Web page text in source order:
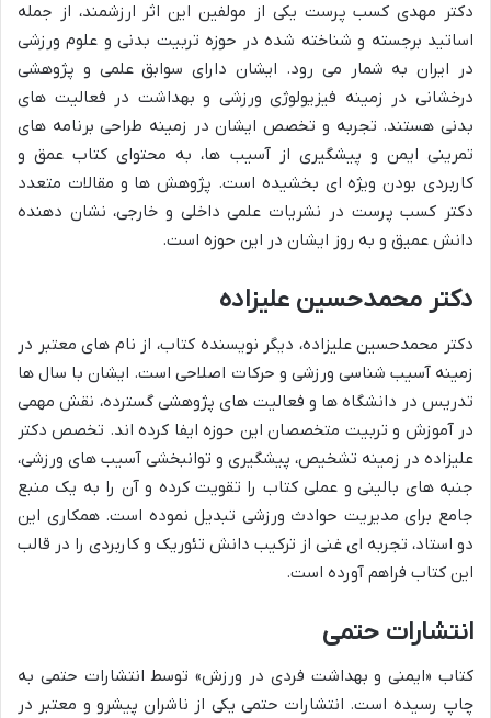
دکتر مهدی کسب پرست یکی از مولفین این اثر ارزشمند، از جمله
اساتید برجسته و شناخته شده در حوزه تربیت بدنی و علوم ورزشی
در ایران به شمار می رود. ایشان دارای سوابق علمی و پژوهشی
درخشانی در زمینه فیزیولوژی ورزشی و بهداشت در فعالیت های
بدنی هستند. تجربه و تخصص ایشان در زمینه طراحی برنامه های
تمرینی ایمن و پیشگیری از آسیب ها، به محتوای کتاب عمق و
کاربردی بودن ویژه ای بخشیده است. پژوهش ها و مقالات متعدد
دکتر کسب پرست در نشریات علمی داخلی و خارجی، نشان دهنده
دانش عمیق و به روز ایشان در این حوزه است.
دکتر محمدحسین علیزاده
دکتر محمدحسین علیزاده، دیگر نویسنده کتاب، از نام های معتبر در
زمینه آسیب شناسی ورزشی و حرکات اصلاحی است. ایشان با سال ها
تدریس در دانشگاه ها و فعالیت های پژوهشی گسترده، نقش مهمی
در آموزش و تربیت متخصصان این حوزه ایفا کرده اند. تخصص دکتر
علیزاده در زمینه تشخیص، پیشگیری و توانبخشی آسیب های ورزشی،
جنبه های بالینی و عملی کتاب را تقویت کرده و آن را به یک منبع
جامع برای مدیریت حوادث ورزشی تبدیل نموده است. همکاری این
دو استاد، تجربه ای غنی از ترکیب دانش تئوریک و کاربردی را در قالب
این کتاب فراهم آورده است.
انتشارات حتمی
کتاب «ایمنی و بهداشت فردی در ورزش» توسط انتشارات حتمی به
چاپ رسیده است. انتشارات حتمی یکی از ناشران پیشرو و معتبر در